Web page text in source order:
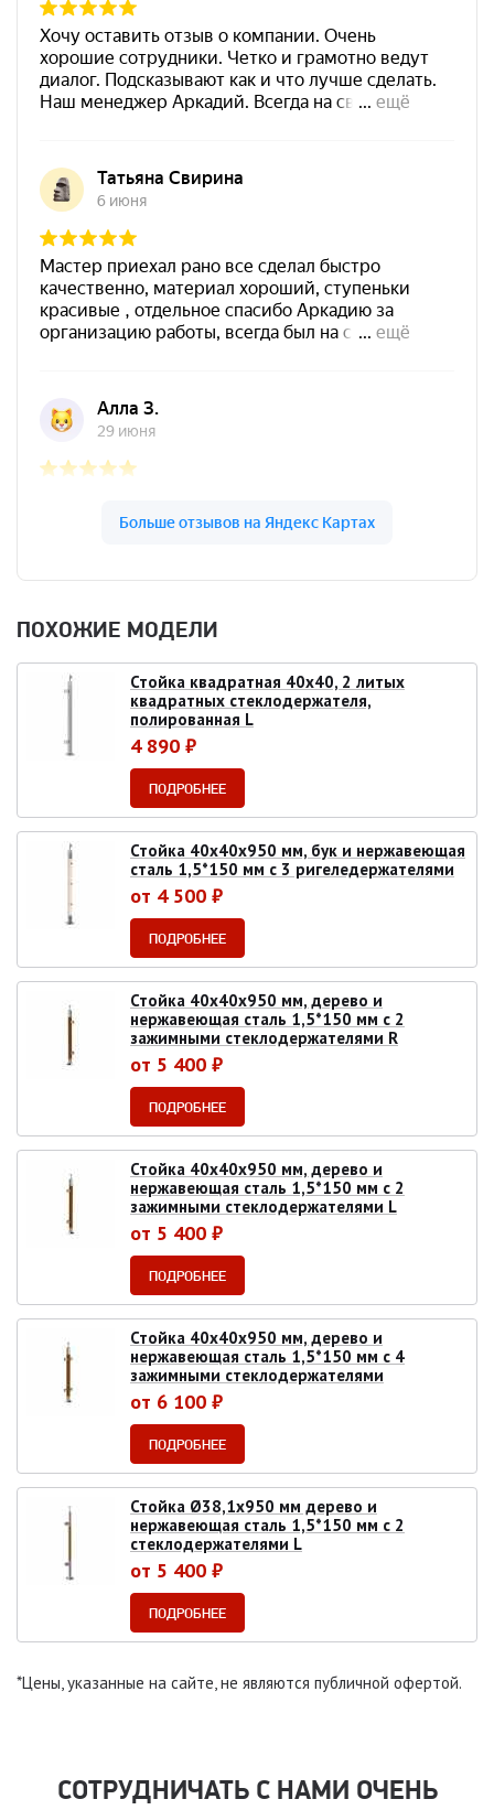
ПОХОЖИЕ МОДЕЛИ
Стойка квадратная 40х40, 2 литых
квадратных стеклодержателя,
полированная L
4 890 ₽
ПОДРОБНЕЕ
Стойка 40х40х950 мм, бук и нержавеющая
сталь 1,5*150 мм с 3 ригеледержателями
от 4 500 ₽
ПОДРОБНЕЕ
Стойка 40х40х950 мм, дерево и
нержавеющая сталь 1,5*150 мм с 2
зажимными стеклодержателями R
от 5 400 ₽
ПОДРОБНЕЕ
Стойка 40х40х950 мм, дерево и
нержавеющая сталь 1,5*150 мм с 2
зажимными стеклодержателями L
от 5 400 ₽
ПОДРОБНЕЕ
Стойка 40х40х950 мм, дерево и
нержавеющая сталь 1,5*150 мм с 4
зажимными стеклодержателями
от 6 100 ₽
ПОДРОБНЕЕ
Стойка Ø38,1х950 мм дерево и
нержавеющая сталь 1,5*150 мм с 2
стеклодержателями L
от 5 400 ₽
ПОДРОБНЕЕ
*Цены, указанные на сайте, не являются публичной офертой.
СОТРУДНИЧАТЬ С НАМИ ОЧЕНЬ